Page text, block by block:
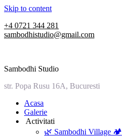
Skip to content
+4 0721 344 281
sambodhistudio@gmail.com
Sambodhi Studio
str. Popa Rusu 16A, Bucuresti
‎Acasa
Galerie
‎ ‎Activitati‎
🌿 Sambodhi Village 🏕️